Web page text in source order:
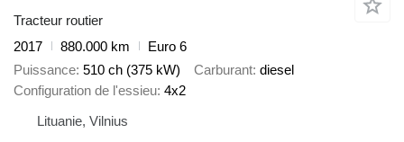
Tracteur routier
2017
880.000 km
Euro 6
Puissance 510 ch (375 kW) Carburant diesel
Configuration de l'essieu 4x2
Lituanie, Vilnius